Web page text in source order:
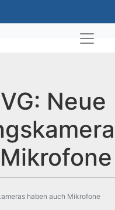
Neue
haben auch Mikrofone